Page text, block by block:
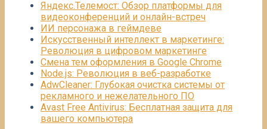
Яндекс.Телемост: Обзор платформы для
видеоконференций и онлайн-встреч
ИИ персонажа в геймдеве
Искусственный интеллект в маркетинге:
Революция в цифровом маркетинге
Смена тем оформления в Google Chrome
Node.js: Революция в веб-разработке
AdwCleaner: Глубокая очистка системы от
рекламного и нежелательного ПО
Avast Free Antivirus: Бесплатная защита для
вашего компьютера